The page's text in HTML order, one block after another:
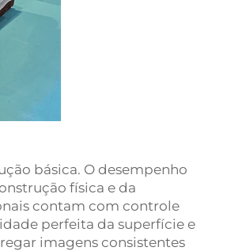
básica. O desempenho
física e da
contam com controle
perfeita da superfície e
imagens consistentes